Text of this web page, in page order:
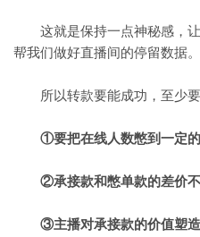
这就是保持一点神秘感，让
帮我们做好直播间的停留数据。
所以转款要能成功，至少要
①要把在线人数憋到一定的
②承接款和憋单款的差价不
③主播对承接款的价值塑